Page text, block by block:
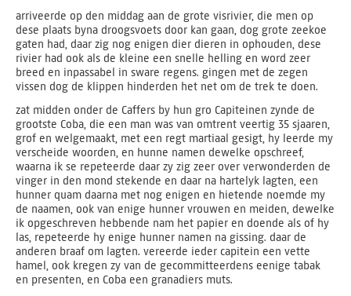
arriveerde op den middag aan de grote visrivier, die men op
dese plaats byna droogsvoets door kan gaan, dog grote zeekoe
gaten had, daar zig nog enigen dier dieren in ophouden, dese
rivier had ook als de kleine een snelle helling en word zeer
breed en inpassabel in sware regens. gingen met de zegen
vissen dog de klippen hinderden het net om de trek te doen.
zat midden onder de Caffers by hun gro Capiteinen zynde de
grootste Coba, die een man was van omtrent veertig 35 sjaaren,
grof en welgemaakt, met een regt martiaal gesigt, hy leerde my
verscheide woorden, en hunne namen dewelke opschreef,
waarna ik se repeteerde daar zy zig zeer over verwonderden de
vinger in den mond stekende en daar na hartelyk lagten, een
hunner quam daarna met nog enigen en hietende noemde my
de naamen, ook van enige hunner vrouwen en meiden, dewelke
ik opgeschreven hebbende nam het papier en doende als of hy
las, repeteerde hy enige hunner namen na gissing. daar de
anderen braaf om lagten. vereerde ieder capitein een vette
hamel, ook kregen zy van de gecommitteerdens eenige tabak
en presenten, en Coba een granadiers muts.